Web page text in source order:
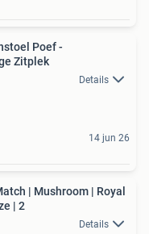
Poef -
Zitplek
Details
14 jun 26
| Mushroom | Royal
| 2
Details